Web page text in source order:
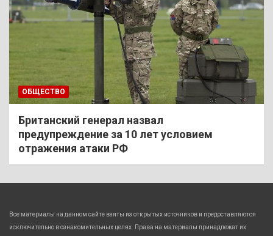
ОБЩЕСТВО
Британский генерал назвал
предупреждение за 10 лет условием
отражения атаки РФ
Все материалы на данном сайте взяты из открытых источников и предоставляются
исключительно в ознакомительных целях. Права на материалы принадлежат их